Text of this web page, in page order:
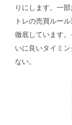
りにします。一
トレの売買ルー
徹底しています
いに良いタイミ
ない。